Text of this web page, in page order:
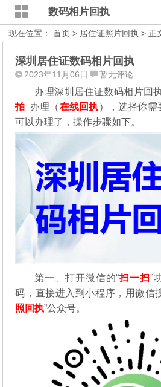
数码相片回执
现在位置：首页 > 居住证照片回执 > 正
深圳居住证数码相片回执
2023年11月06日 暂无评论
办理深圳居住证数码相片回
拍 办理（在线回执），选择你
可以办理了，操作步骤如下。
第一、打开微信的“扫一扫”
码，直接进入到小程序，用微信
照回执”公众号。